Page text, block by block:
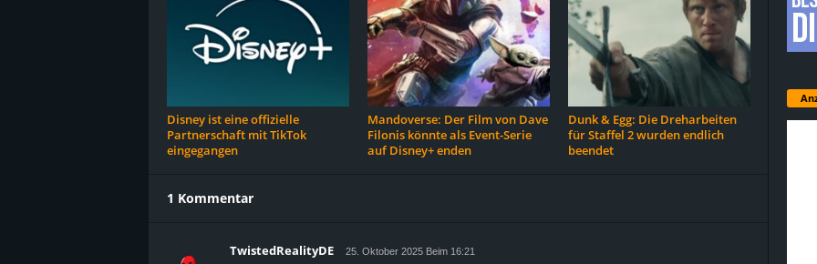
Disney ist eine offizielle
Partnerschaft mit TikTok
eingegangen
Mandoverse: Der Film von Dave
Filonis könnte als Event-Serie
auf Disney+ enden
Dunk & Egg: Die Dreharbeiten
für Staffel 2 wurden endlich
beendet
1 Kommentar
TwistedRealityDE 25. Oktober 2025 Beim 16:21